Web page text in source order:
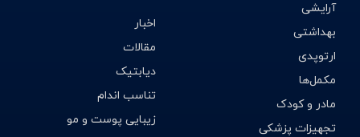
زردی پوست و چشم ها
خستگی شدید
تهوع و استفراغ
از دست دادن اشتها
آرایشی
بهداشتی
ارتوپدی
مکمل‌ها
مادر و کودک
تجهیزات پزشکی
اخبار
مقالات
دیابتیک
تناسب اندام
زیبایی پوست و مو